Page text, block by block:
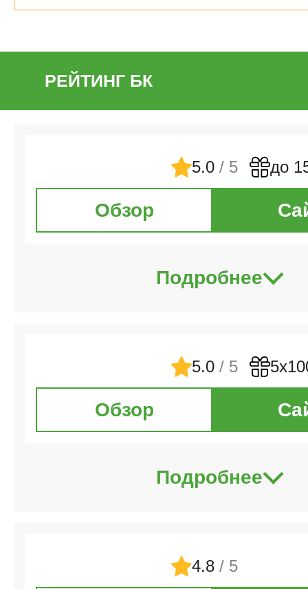
РЕЙТИНГ БК
5.0 / 5 до
Обзор
Подробнее
5.0 / 5
Обзор
Подробнее
4.8 / 5